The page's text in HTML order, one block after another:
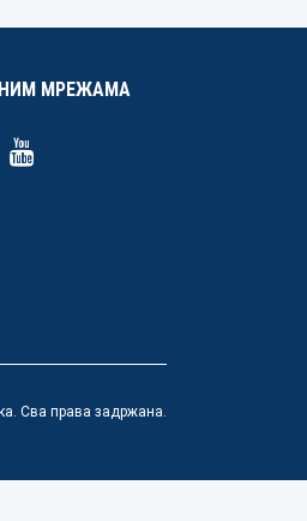
МРЕЖАМА
Сва права задржана.